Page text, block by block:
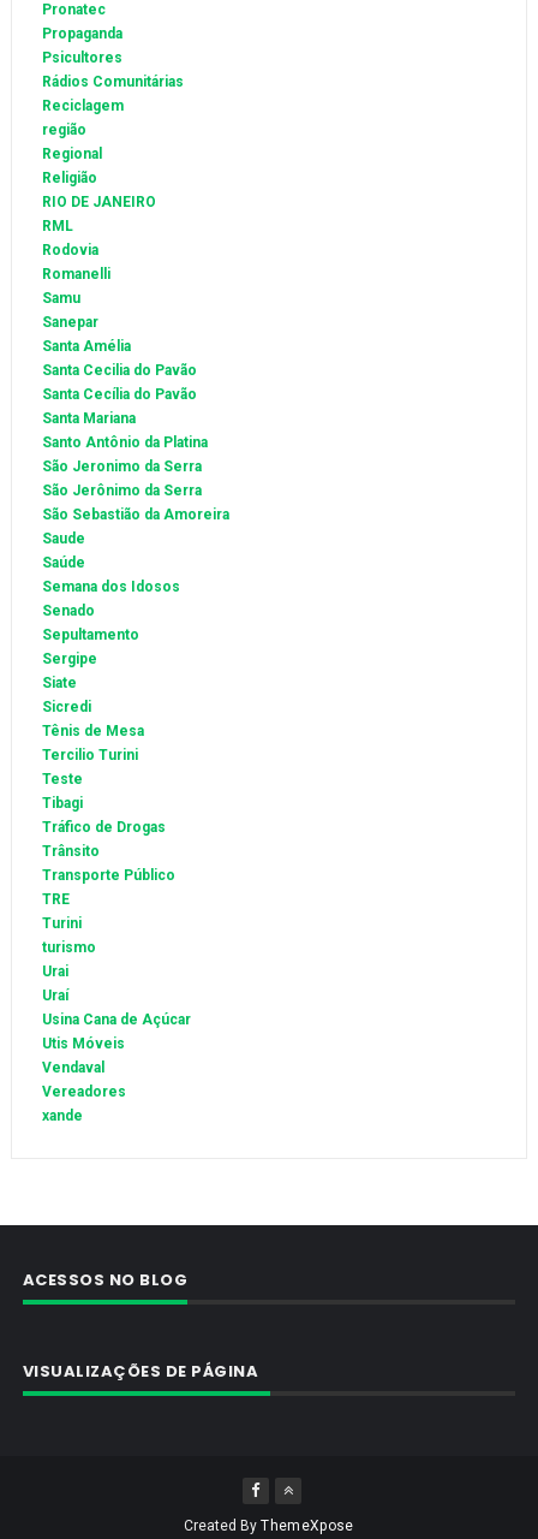
Pronatec
Propaganda
Psicultores
Rádios Comunitárias
Reciclagem
região
Regional
Religião
RIO DE JANEIRO
RML
Rodovia
Romanelli
Samu
Sanepar
Santa Amélia
Santa Cecilia do Pavão
Santa Cecília do Pavão
Santa Mariana
Santo Antônio da Platina
São Jeronimo da Serra
São Jerônimo da Serra
São Sebastião da Amoreira
Saude
Saúde
Semana dos Idosos
Senado
Sepultamento
Sergipe
Siate
Sicredi
Tênis de Mesa
Tercilio Turini
Teste
Tibagi
Tráfico de Drogas
Trânsito
Transporte Público
TRE
Turini
turismo
Urai
Uraí
Usina Cana de Açúcar
Utis Móveis
Vendaval
Vereadores
xande
ACESSOS NO BLOG
VISUALIZAÇÕES DE PÁGINA
Created ByThemeXpose